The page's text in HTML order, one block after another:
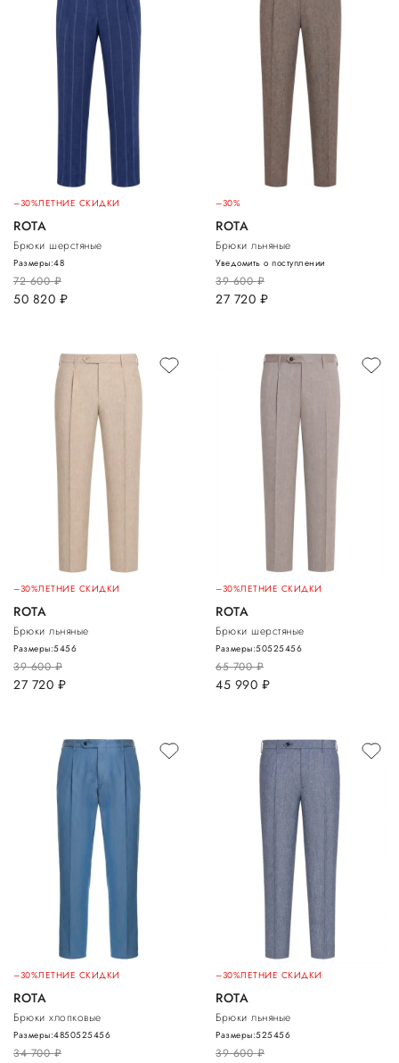
–30%ЛЕТНИЕ СКИДКИ
ROTA
Брюки шерстяные
72 600руб.
50 820 руб.
Размеры:48
–30%
ROTA
Брюки льняные
39 600руб.
27 720 руб.
Уведомить о поступлении
–30%ЛЕТНИЕ СКИДКИ
ROTA
Брюки льняные
39 600руб.
27 720 руб.
Размеры:5456
–30%ЛЕТНИЕ СКИДКИ
ROTA
Брюки шерстяные
65 700руб.
45 990 руб.
Размеры:50525456
–30%ЛЕТНИЕ СКИДКИ
ROTA
Брюки хлопковые
34 700руб.
Размеры:4850525456
–30%ЛЕТНИЕ СКИДКИ
ROTA
Брюки льняные
39 600руб.
Размеры:525456